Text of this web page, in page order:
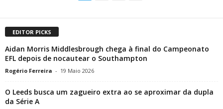
EDITOR PICKS
Aidan Morris Middlesbrough chega à final do Campeonato
EFL depois de nocautear o Southampton
Rogério Ferreira - 19 Maio 2026
O Leeds busca um zagueiro extra ao se aproximar da dupla
da Série A